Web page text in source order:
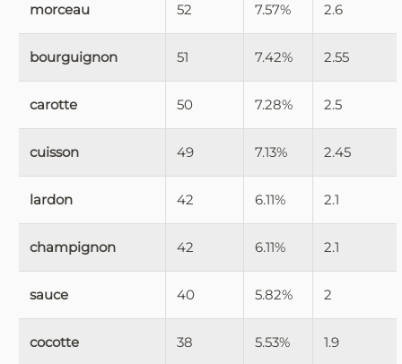
morceau 52 7.57% 2.6
bourguignon 51 7.42% 2.55
carotte 50 7.28% 2.5
cuisson 49 7.13% 2.45
lardon 42 6.11% 2.1
champignon 42 6.11% 2.1
sauce 40 5.82% 2
cocotte 38 5.53% 1.9